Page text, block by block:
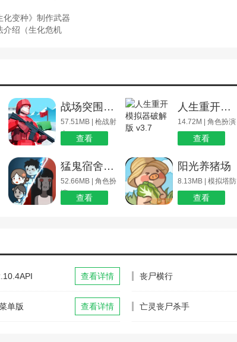
化变种》制作武器
介绍（生化危机
战场突围模拟器免广告版
57.51MB | 枪战射
击
查看
人生重开模拟器破解版 v3.7
14.72M | 角色扮演
查看
猛鬼宿舍联机版
52.66MB | 角色扮
演
查看
阳光养猪场
8.13MB | 模拟塔防
查看
查看详情 丧尸横行
单版 查看详情 亡灵丧尸杀手